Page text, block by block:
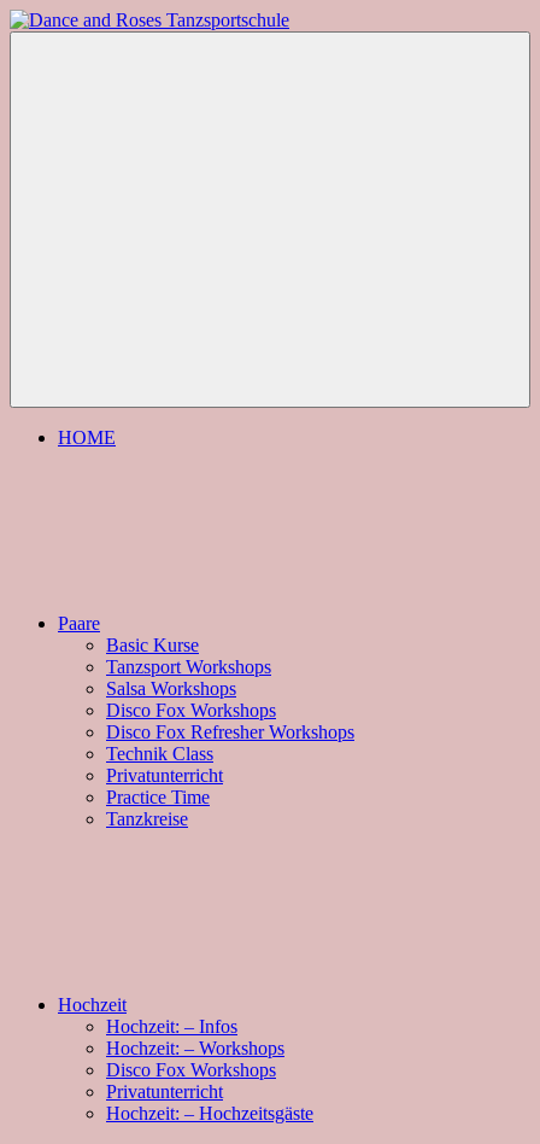
Zum
Inhalt
HOME
Paare
Basic Kurse
Tanzsport Workshops
Salsa Workshops
Disco Fox Workshops
Disco Fox Refresher Workshops
Technik Class
Privatunterricht
Practice Time
Tanzkreise
Hochzeit
Hochzeit: – Infos
Hochzeit: – Workshops
Disco Fox Workshops
Privatunterricht
Hochzeit: – Hochzeitsgäste